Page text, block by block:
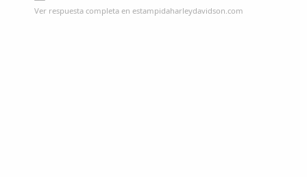
Ver respuesta completa en estampidaharleydavidson.com